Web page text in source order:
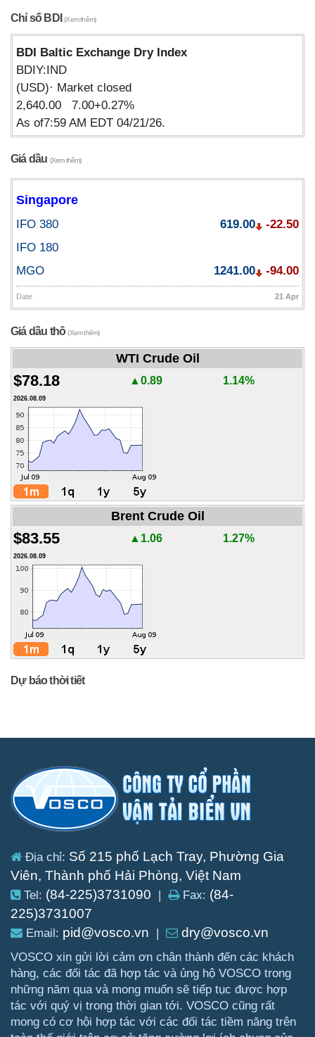
Chỉ số BDI(Xem thêm)
BDI Baltic Exchange Dry Index
BDIY:IND
(USD)· Market closed
2,640.00 7.00+0.27%
As of7:59 AM EDT 04/21/26.
Giá dầu (Xem thêm)
Singapore
IFO 380 619.00
-22.50
IFO 180
MGO
1241.00 -94.00
Date 21 Apr
Giá dầu thô(Xem thêm)
WTI Crude Oil
$78.18 ▲0.89 1.14%
2026.08.09
Brent Crude Oil
$83.55 ▲1.06 1.27%
2026.08.09
Dự báo thời tiết
Địa chỉ: Số 215 phố Lạch Tray, Phường Gia
Viên, Thành phố Hải Phòng, Việt Nam
Tel: (84-225)3731090 | Fax: (84-
225)3731007
Email: pid@vosco.vn | dry@vosco.vn
VOSCO xin gửi lời cảm ơn chân thành đến các khách
hàng, các đối tác đã hợp tác và ủng hộ VOSCO trong
những năm qua và mong muốn sẽ tiếp tục được hợp
tác với quý vị trong thời gian tới. VOSCO cũng rất
mong có cơ hội hợp tác với các đối tác tiềm năng trên